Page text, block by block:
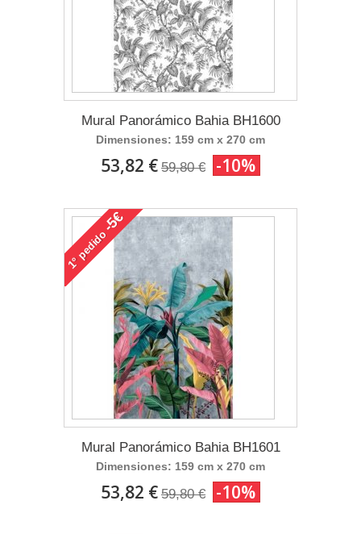
Mural Panorámico Bahia BH1600
Dimensiones: 159 cm x 270 cm
53,82 € 59,80 € -10%
1°
pedido
-5€
Mural Panorámico Bahia BH1601
Dimensiones: 159 cm x 270 cm
53,82 € 59,80 € -10%